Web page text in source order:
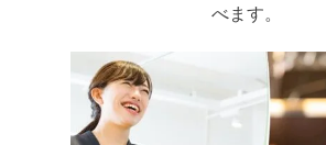
べます。